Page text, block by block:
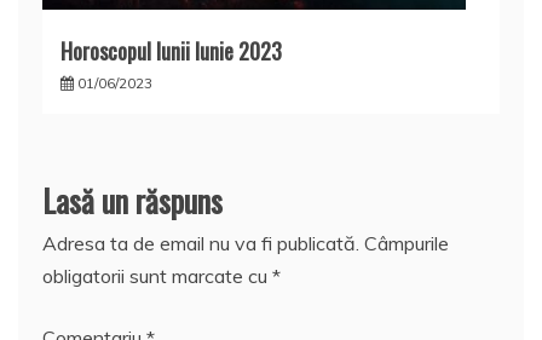
Horoscopul lunii Iunie 2023
01/06/2023
Lasă un răspuns
Adresa ta de email nu va fi publicată. Câmpurile
obligatorii sunt marcate cu *